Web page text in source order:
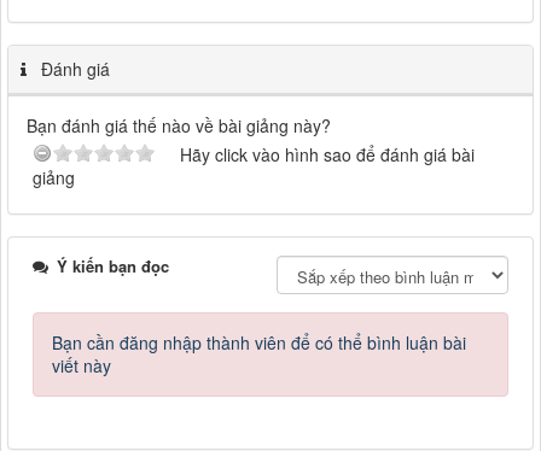
Đánh giá
Bạn đánh giá thế nào về bài giảng này?
Hãy click vào hình sao để đánh giá bài
giảng
Ý kiến bạn đọc
Bạn cần đăng nhập thành viên để có thể bình luận bài
viết này